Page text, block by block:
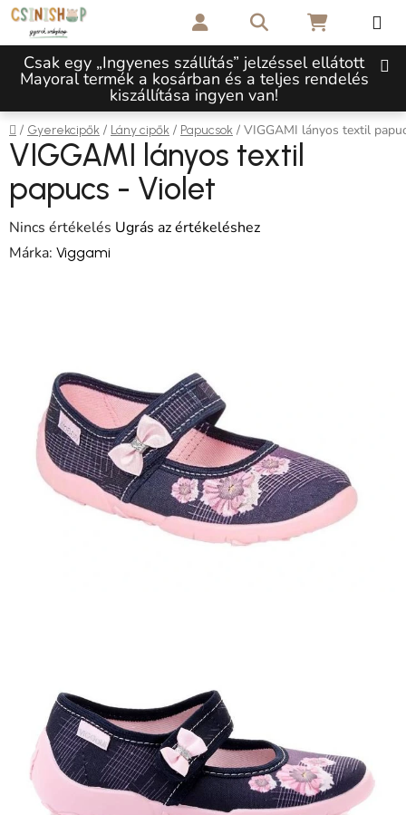
Ugrás a fő tartalomhoz
Csak egy „Ingyenes szállítás” jelzéssel ellátott
Mayoral termék a kosárban és a teljes rendelés
kiszállítása ingyen van!
KeresésKOSÁR
Kezdőlap
/ Gyerekcipők / Lány cipők / Papucsok / VIGGAMI lányos textil
VIGGAMI lányos textil
papucs - Violet
A termék átlagos értékelése 5-ből 0,0 csillag.
Nincs értékelés Ugrás az értékeléshez
Márka: Viggami